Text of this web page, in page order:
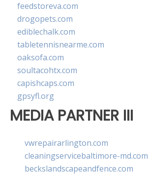
feedstoreva.com
drogopets.com
ediblechalk.com
tabletennisnearme.com
oaksofa.com
soultacohtx.com
capishcaps.com
gpsyfl.org
MEDIA PARTNER III
vwrepairarlington.com
cleaningservicebaltimore-md.com
beckslandscapeandfence.com